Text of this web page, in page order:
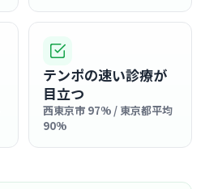
テンポの速い診療が
目立つ
西東京市 97% / 東京都平均
90%